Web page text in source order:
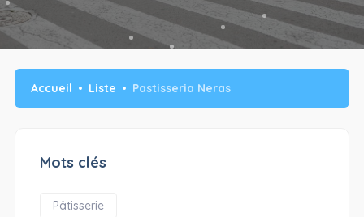
Accueil Liste Pastisseria Neras
Mots clés
Pâtisserie